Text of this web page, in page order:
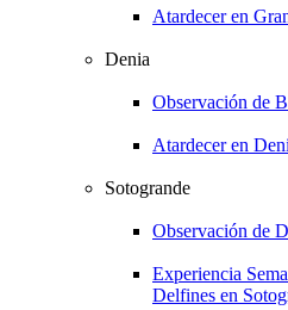
Atardecer en
Denia
Observación de
Atardecer en
Sotogrande
Observación de
Experiencia
Delfines en